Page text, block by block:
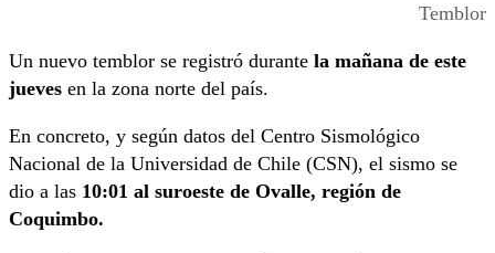
Temblor
Un nuevo temblor se registró durante la mañana de este
jueves en la zona norte del país.
En concreto, y según datos del Centro Sismológico
Nacional de la Universidad de Chile (CSN), el sismo se
dio a las 10:01 al suroeste de Ovalle, región de
Coquimbo.